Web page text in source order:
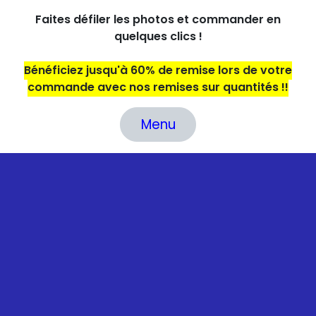
Faites défiler les photos et commander en
quelques clics !
Bénéficiez jusqu'à 60% de remise lors de votre
commande avec nos remises sur quantités !!
Menu